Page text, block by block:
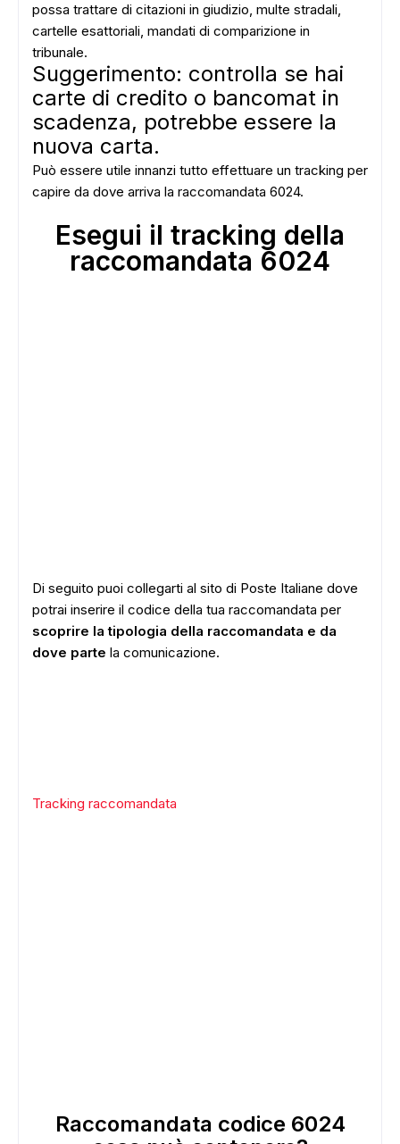
possa trattare di citazioni in giudizio, multe stradali,
cartelle esattoriali, mandati di comparizione in
tribunale.
Suggerimento: controlla se hai
carte di credito o bancomat in
scadenza, potrebbe essere la
nuova carta.
Può essere utile innanzi tutto effettuare un tracking per
capire da dove arriva la raccomandata 6024.
Esegui il tracking della
raccomandata 6024
Di seguito puoi collegarti al sito di Poste Italiane dove
potrai inserire il codice della tua raccomandata per
scoprire la tipologia della raccomandata e da
dove parte la comunicazione.
Tracking raccomandata
Raccomandata codice 6024